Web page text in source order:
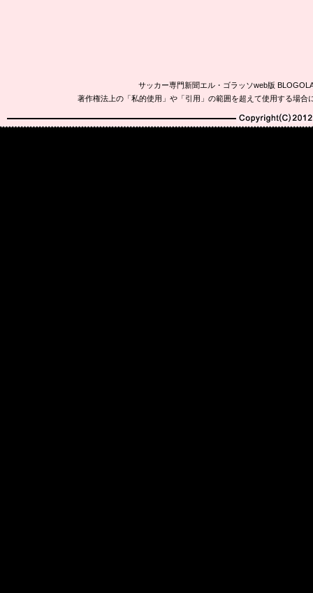
サッカー専門新聞エル・ゴラッソweb版
著作権法上の「私的使用」や「引用」の範囲を超えて使用する場
Copyright(C)2010-